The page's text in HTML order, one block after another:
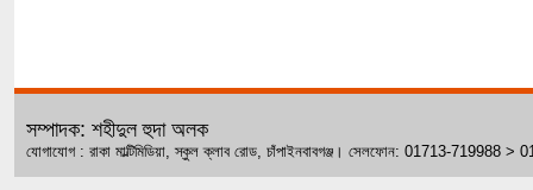
সম্পাদক: শহীদুল হুদা অলক
যোগাযোগ : রাকা মাল্টিমিডিয়া, স্কুল ক্লাব রোড, চাঁপাইনবাবগঞ্জ। সেলফোন: 01713-